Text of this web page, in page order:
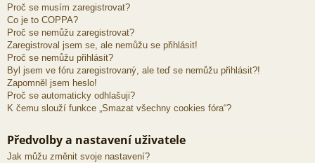
Proč se musím zaregistrovat?
Co je to COPPA?
Proč se nemůžu zaregistrovat?
Zaregistroval jsem se, ale nemůžu se přihlásit!
Proč se nemůžu přihlásit?
Byl jsem ve fóru zaregistrovaný, ale teď se nemůžu přihlásit?!
Zapomněl jsem heslo!
Proč se automaticky odhlašuji?
K čemu slouží funkce „Smazat všechny cookies fóra“?
Předvolby a nastavení uživatele
Jak můžu změnit svoje nastavení?